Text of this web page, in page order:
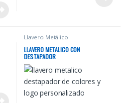
Llavero Metálico
LLAVERO METALICO CON
DESTAPADOR